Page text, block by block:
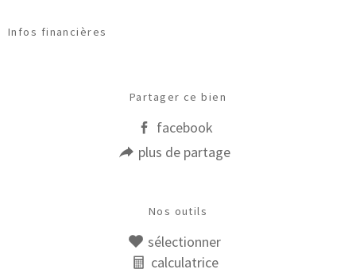
Infos financières
Partager ce bien
facebook
plus de partage
Nos outils
sélectionner
calculatrice